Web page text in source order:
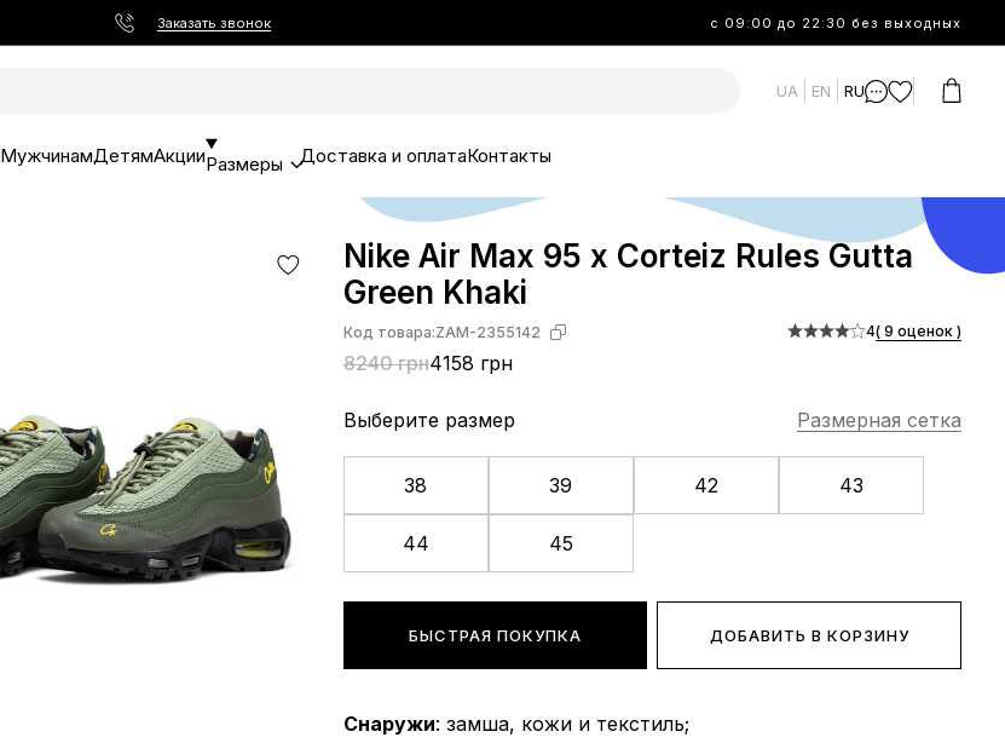
Заказать звонок с 09:00 до 22:30 без выходных
UA EN RU
МужчинамДетямАкцииРазмеры Доставка и оплатаКонтакты
Nike Air Max 95 x Corteiz Rules Gutta
Green Khaki
Код товара:ZAM-2355142
8240 грн4158 грн
4( 9 оценок )
Выберите размер Размерная сетка
38 39 42 43
44 45
БЫСТРАЯ ПОКУПКА ДОБАВИТЬ В КОРЗИНУ
Снаружи: замша, кожи и текстиль;